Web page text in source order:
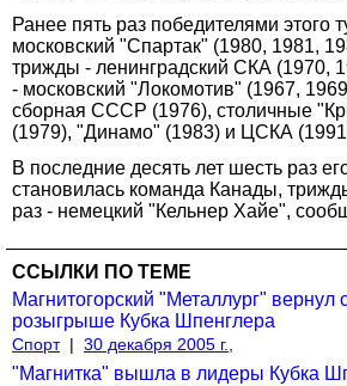
Ранее пять раз победителями этого
московский "Спартак" (1980, 1981,
трижды - ленинградский СКА (1970,
- московский "Локомотив" (1967,
сборная СССР (1976), столичные
(1979), "Динамо" (1983) и ЦСКА
В последние десять лет шесть раз
становилась команда Канады,
раз - немецкий "Кельнер Хайе",
ССЫЛКИ ПО ТЕМЕ
Магнитогорский "Металлург" вернул
розыгрыше Кубка Шпенглера
Спорт | 30 декабря 2005 г.,
"Магнитка" вышла в лидеры Кубка